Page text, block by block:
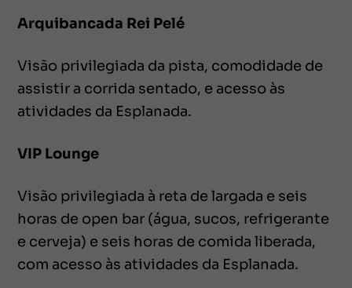
Arquibancada Rei Pelé
Visão privilegiada da pista, comodidade de
assistir a corrida sentado, e acesso às
atividades da Esplanada.
VIP Lounge
Visão privilegiada à reta de largada e seis
horas de open bar (água, sucos, refrigerante
e cerveja) e seis horas de comida liberada,
com acesso às atividades da Esplanada.